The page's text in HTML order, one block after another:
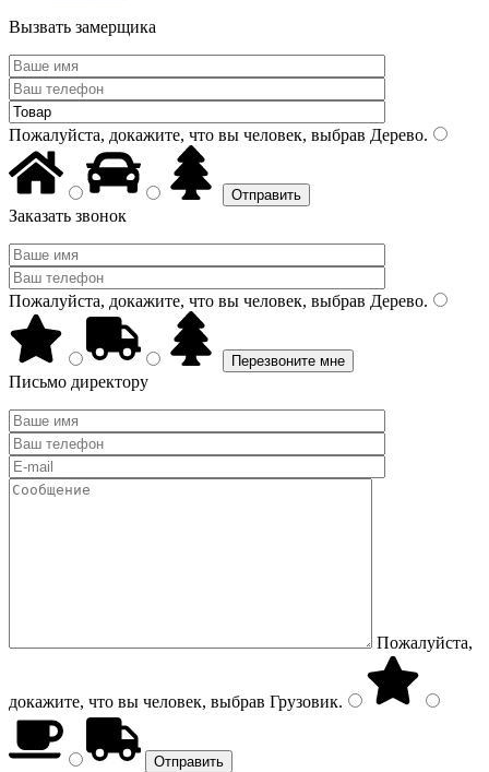
Вызвать замерщика
Пожалуйста, докажите, что вы человек, выбрав Дерево.
Заказать звонок
Пожалуйста, докажите, что вы человек, выбрав Дерево.
Письмо директору
Пожалуйста,
докажите, что вы человек, выбрав Грузовик.